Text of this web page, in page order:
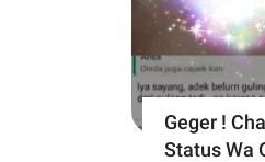
Geger !
Status Wa